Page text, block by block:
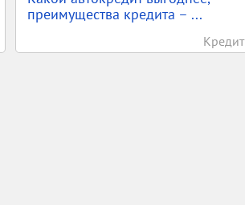
преимущества кредита – ...
Кредит